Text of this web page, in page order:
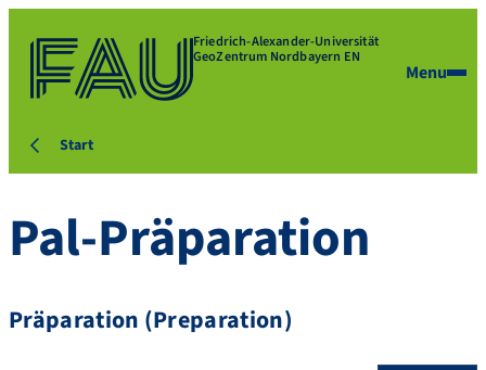
Friedrich-Alexander-Universität
GeoZentrum Nordbayern EN
Menu
Start
Pal-Präparation
Präparation (Preparation)